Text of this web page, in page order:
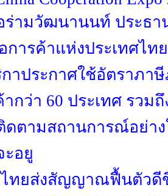
ร่ามวัฒนานนท์ ประธา
การค้าแห่งประเทศไท
าประกาศใช้อัตราภา
กว่า 60 ประเทศ รวม
ดตามสถานการณ์อย่า
ะอยู
ไทยส่งสัญญาณฟื้นตัวดี